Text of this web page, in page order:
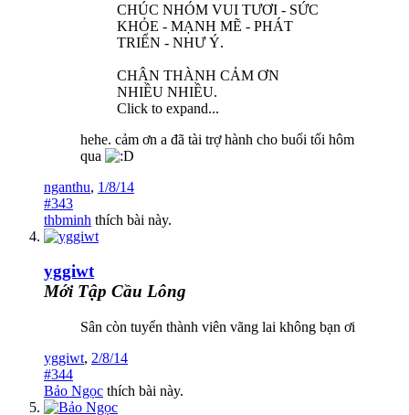
CHÚC NHÓM VUI TƯƠI - SỨC
KHỎE - MẠNH MẼ - PHÁT
TRIỂN - NHƯ Ý.
CHÂN THÀNH CẢM ƠN
NHIỀU NHIỀU.
Click to expand...
hehe. cảm ơn a đã tài trợ hành cho buổi tối hôm
qua
nganthu, 1/8/14
#343
thbminh thích bài này.
yggiwt
Mới Tập Cầu Lông
Sân còn tuyển thành viên vãng lai không bạn ơi
yggiwt, 2/8/14
#344
Bảo Ngọc thích bài này.